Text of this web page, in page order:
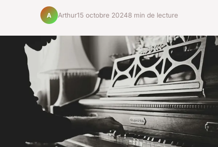
A Arthur15 octobre 20248 min de lecture